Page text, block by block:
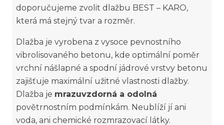
doporučujeme zvolit dlažbu BEST – KARO,
která má stejný tvar a rozměr.
Dlažba je vyrobena z vysoce pevnostního
vibrolisovaného betonu, kde optimální poměr
vrchní nášlapné a spodní jádrové vrstvy betonu
zajišťuje maximální užitné vlastnosti dlažby.
Dlažba je mrazuvzdorná a odolná
povětrnostním podmínkám. Neublíží jí ani
voda, ani chemické rozmrazovací látky.